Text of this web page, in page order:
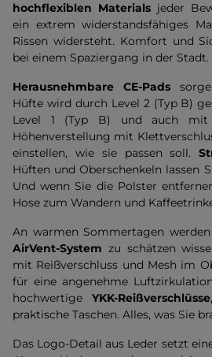
hochflexiblen Materials jeder
ein extrem widerstandsfähiges
Rissen widersteht. Komfort und
bei einem Spaziergang in der Stadt.
Herausnehmbare CE-Pads
Hüfte wird durch Level 2 (Typ B)
Level 1 (Typ B) und auch mit
Höhenverstellung mit
einstellen, wie sie passen soll.
Hüften und Oberschenkeln lassen
Und wenn Sie die Polster
Hose zum Wandern und
An warmen Sommertagen
AirVent-System zu schätzen
mit Reißverschluss und Mesh im
für eine angenehme
hochwertige YKK-Reißverschlüsse
praktische Taschen. Alles, was Sie
Das Logo-Detail aus Leder setzt